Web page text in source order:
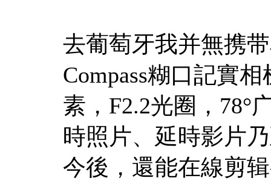
去葡萄牙我并無携
Compass糊口記實
素，F2.2光圈，78°
時照片、延時影片
今後，還能在線剪